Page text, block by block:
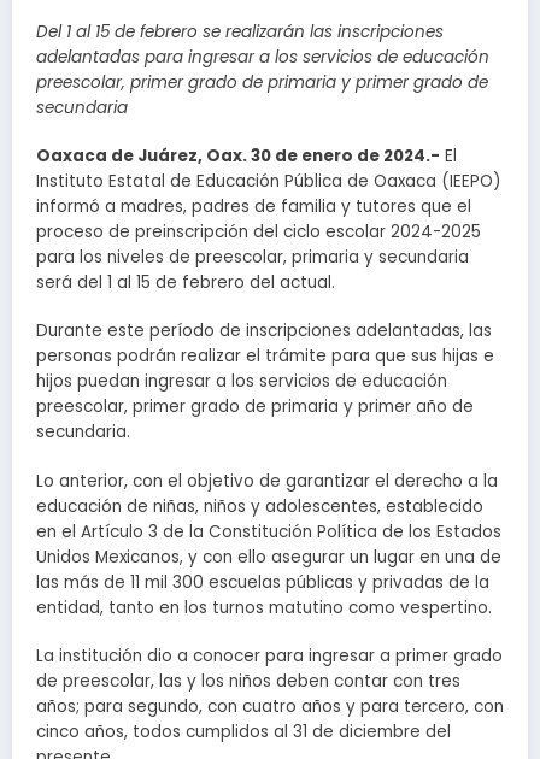
Del 1 al 15 de febrero se realizarán las inscripciones
adelantadas para ingresar a los servicios de educación
preescolar, primer grado de primaria y primer grado de
secundaria
Oaxaca de Juárez, Oax. 30 de enero de 2024.- El
Instituto Estatal de Educación Pública de Oaxaca (IEEPO)
informó a madres, padres de familia y tutores que el
proceso de preinscripción del ciclo escolar 2024-2025
para los niveles de preescolar, primaria y secundaria
será del 1 al 15 de febrero del actual.
Durante este período de inscripciones adelantadas, las
personas podrán realizar el trámite para que sus hijas e
hijos puedan ingresar a los servicios de educación
preescolar, primer grado de primaria y primer año de
secundaria.
Lo anterior, con el objetivo de garantizar el derecho a la
educación de niñas, niños y adolescentes, establecido
en el Artículo 3 de la Constitución Política de los Estados
Unidos Mexicanos, y con ello asegurar un lugar en una de
las más de 11 mil 300 escuelas públicas y privadas de la
entidad, tanto en los turnos matutino como vespertino.
La institución dio a conocer para ingresar a primer grado
de preescolar, las y los niños deben contar con tres
años; para segundo, con cuatro años y para tercero, con
cinco años, todos cumplidos al 31 de diciembre del